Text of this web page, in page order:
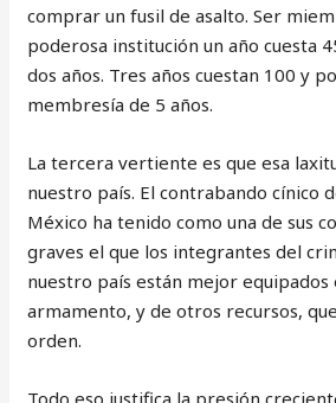
comprar un fusil de asalto. Ser
poderosa institución un año cuesta
dos años. Tres años cuestan 100 y
membresía de 5 años.
La tercera vertiente es que esa
nuestro país. El contrabando cínico
México ha tenido como una de sus
graves el que los integrantes del
nuestro país están mejor equipados
armamento, y de otros recursos,
orden.